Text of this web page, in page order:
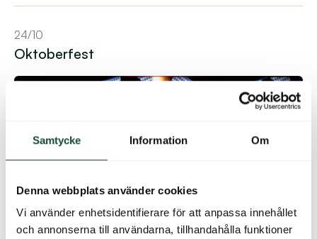
Samtycke Information Om
Denna webbplats använder cookies
Vi använder enhetsidentifierare för att anpassa innehållet
och annonserna till användarna, tillhandahålla funktioner
24/10
Oktoberfest
Navigera till event